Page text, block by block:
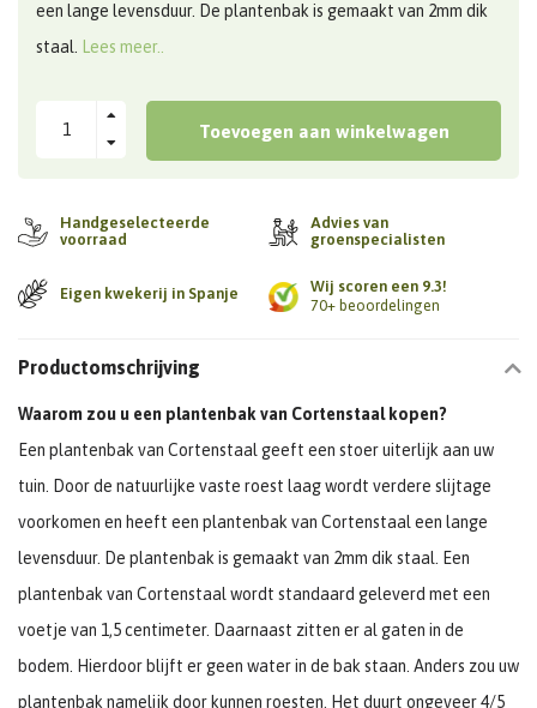
een lange levensduur. De plantenbak is gemaakt van 2mm dik
staal. Lees meer..
Toevoegen aan winkelwagen
Handgeselecteerde
voorraad
Advies van
groenspecialisten
Eigen kwekerij in Spanje
Wij scoren een 9.3!
70+ beoordelingen
Productomschrijving
Waarom zou u een plantenbak van Cortenstaal kopen?
Een plantenbak van Cortenstaal geeft een stoer uiterlijk aan uw
tuin. Door de natuurlijke vaste roest laag wordt verdere slijtage
voorkomen en heeft een plantenbak van Cortenstaal een lange
levensduur. De plantenbak is gemaakt van 2mm dik staal. Een
plantenbak van Cortenstaal wordt standaard geleverd met een
voetje van 1,5 centimeter. Daarnaast zitten er al gaten in de
bodem. Hierdoor blijft er geen water in de bak staan. Anders zou uw
plantenbak namelijk door kunnen roesten. Het duurt ongeveer 4/5